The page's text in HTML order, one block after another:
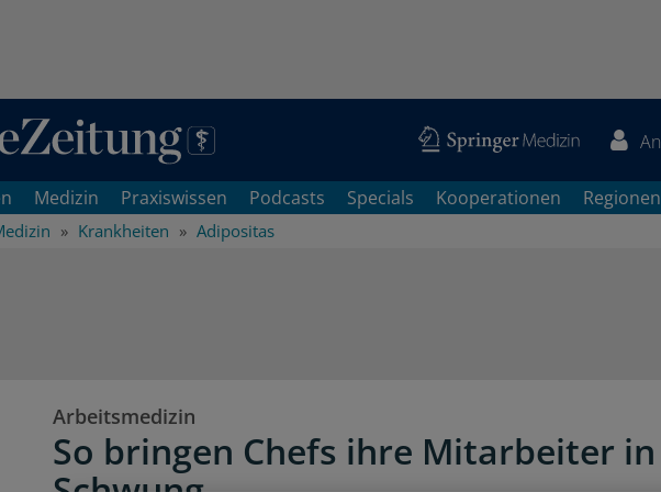
Medizin Praxiswissen Podcasts Specials Kooperationen Regionen
Krankheiten Adipositas
Arbeitsmedizin
So bringen Chefs ihre Mitarbeiter in